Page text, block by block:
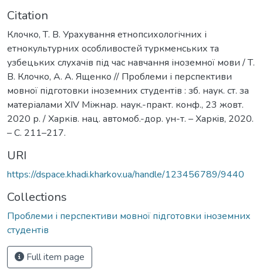
Citation
Клочко, Т. В. Урахування етнопсихологічних і
етнокультурних особливостей туркменських та
узбецьких слухачів під час навчання іноземної мови / Т.
В. Клочко, А. А. Ященко // Проблеми і перспективи
мовної підготовки іноземних студентів : зб. наук. ст. за
матеріалами ХIV Міжнар. наук.-практ. конф., 23 жовт.
2020 р. / Харків. нац. автомоб.-дор. ун-т. – Харкiв, 2020.
– С. 211–217.
URI
https://dspace.khadi.kharkov.ua/handle/123456789/9440
Collections
Проблеми і перспективи мовної підготовки іноземних
студентів
Full item page